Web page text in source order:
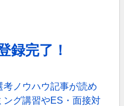
録完了！
ノウハウ記事が読め
ング講習やES・面接対